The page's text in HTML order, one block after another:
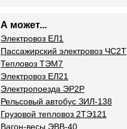
А может...
Электровоз ЕЛ1
Пассажирский электровоз ЧС2Т
Тепловоз ТЭМ7
Электровоз ЕЛ21
Электропоезда ЭР2Р
Рельсовый автобус ЗИЛ-138
Грузовой тепловоз 2ТЭ121
Вагон-весы ЭВВ-40